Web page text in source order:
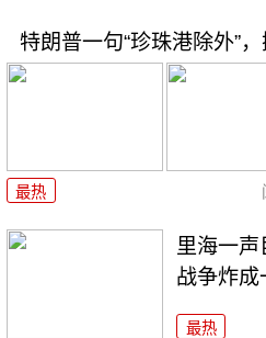
特朗普一句“珍珠港除外”
最热
里海一
战争炸成
最热